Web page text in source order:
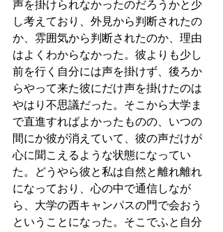
声を掛けられなかったのだろうかと少
し考えており、外見から判断されたの
か、雰囲気から判断されたのか、理由
はよくわからなかった。彼よりも少し
前を行く自分には声を掛けず、後ろか
らやって来た彼にだけ声を掛けたのは
やはり不思議だった。そこから大学ま
で直進すればよかったものの、いつの
間にか彼が消えていて、彼の声だけが
心に聞こえるような状態になってい
た。どうやら彼と私は自然と離れ離れ
になっており、心の中で通信しなが
ら、大学の西キャンパスの門で会おう
ということになった。そこでふと自分